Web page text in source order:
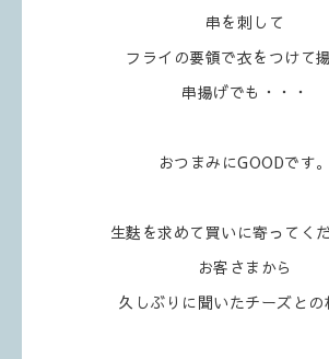
串を刺して
フライの要領で衣をつけて
串揚げでも・・・
おつまみにGOODです。
生麩を求めて買いに寄ってく
お客さまから
久しぶりに聞いたチーズとの